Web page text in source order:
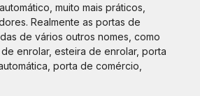
muito mais práticos,
Realmente as portas de
de vários outros nomes, como
enrolar, esteira de enrolar, porta
porta de comércio,